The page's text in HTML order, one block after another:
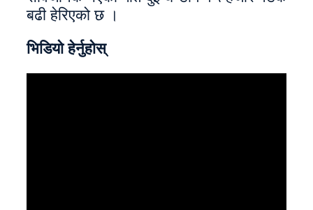
बढी हेरिएको छ ।
भिडियाे हेर्नुहाेस्